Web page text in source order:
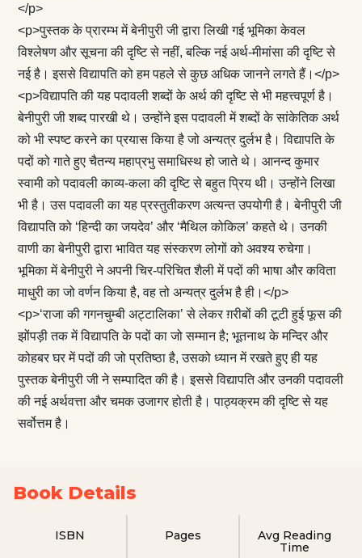
</p>
<p>पुस्तक के प्रारम्भ में बेनीपुरी जी द्वारा लिखी गई भूमिका केवल
विश्लेषण और सूचना की दृष्टि से नहीं, बल्कि नई अर्थ-मीमांसा की दृष्टि से
नई है। इससे विद्यापति को हम पहले से कुछ अधिक जानने लगते हैं।</p>
<p>विद्यापति की यह पदावली शब्दों के अर्थ की दृष्टि से भी महत्त्वपूर्ण है।
बेनीपुरी जी शब्द पारखी थे। उन्होंने इस पदावली में शब्दों के सांकेतिक अर्थ
को भी स्पष्ट करने का प्रयास किया है जो अन्यत्र दुर्लभ है। विद्यापति के
पदों को गाते हुए चैतन्य महाप्रभु समाधिस्थ हो जाते थे। आनन्द कुमार
स्वामी को पदावली काव्य-कला की दृष्टि से बहुत प्रिय थी। उन्होंने लिखा
भी है। उस पदावली का यह प्रस्तुतीकरण अत्यन्त उपयोगी है। बेनीपुरी जी
विद्यापति को ‘हिन्दी का जयदेव’ और ‘मैथिल कोकिल’ कहते थे। उनकी
वाणी का बेनीपुरी द्वारा भावित यह संस्करण लोगों को अवश्य रुचेगा।
भूमिका में बेनीपुरी ने अपनी चिर-परिचित शैली में पदों की भाषा और कविता
माधुरी का जो वर्णन किया है, वह तो अन्यत्र दुर्लभ है ही।</p>
<p>‘राजा की गगनचुम्बी अट्टालिका’ से लेकर ग़रीबों की टूटी हुई फूस की
झोंपड़ी तक में विद्यापति के पदों का जो सम्मान है; भूतनाथ के मन्दिर और
कोहबर घर में पदों की जो प्रतिष्ठा है, उसको ध्यान में रखते हुए ही यह
पुस्तक बेनीपुरी जी ने सम्पादित की है। इससे विद्यापति और उनकी पदावली
की नई अर्थवत्ता और चमक उजागर होती है। पाठ्यक्रम की दृष्टि से यह
सर्वोत्तम है।
Book Details
ISBN Pages
Avg Reading
Time